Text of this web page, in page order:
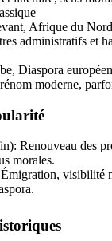
Afrique du Nord
administratifs et
Diaspora
moderne,
: Renouveau des
morales.
Émigration, visibilité